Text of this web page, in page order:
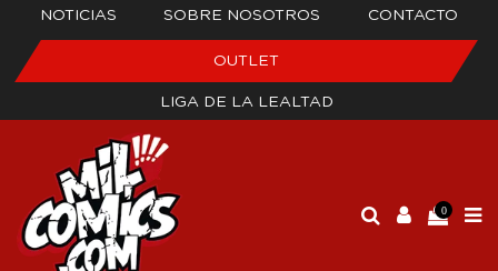
NOTICIAS SOBRE NOSOTROS CONTACTO
OUTLET
LIGA DE LA LEALTAD
0